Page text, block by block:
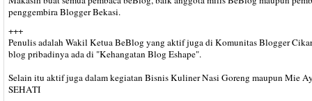
penggembira Blogger Bekasi.
+++
Penulis adalah Wakil Ketua BeBlog yang aktif juga di Komunitas Blogger
blog pribadinya ada di "Kehangatan Blog Eshape".
Selain itu aktif juga dalam kegiatan Bisnis Kuliner Nasi Goreng maupun Mie
SEHATI